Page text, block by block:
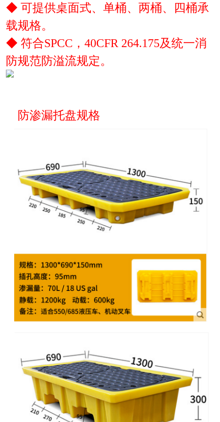
◆ 可提供桌面式、单桶、两桶、四桶承
载规格。
◆ 符合SPCC，40CFR 264.175及统一消
防规范防溢流规定。
防渗漏托盘规格